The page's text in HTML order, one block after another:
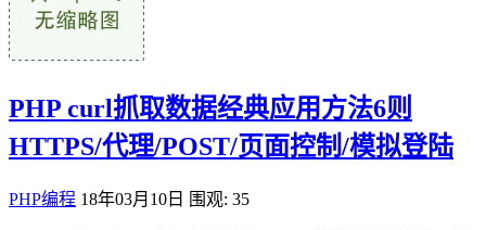
PHP curl抓取数据经典应用方法6则
HTTPS/代理/POST/页面控制/模拟登陆
PHP编程 18年03月10日 围观: 35